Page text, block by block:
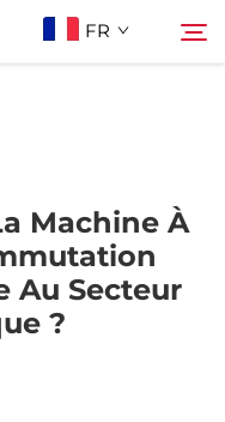
FR
sans
Machine À
Au Secteur
?